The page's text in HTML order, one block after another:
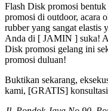
Flash Disk promosi
promosi di outdoor, acara
rubber yang sangat elastis
Anda di [ JAMIN ] suka!
Disk promosi gelang ini
promosi duluan!
Buktikan sekarang,
kami, [GRATIS]